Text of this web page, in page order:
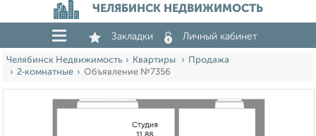
ЧЕЛЯБИНСК НЕДВИЖИМОСТЬ
Закладки Личный кабинет
Челябинск Недвижимость Квартиры
Продажа
2‑комнатные
Объявление №7356